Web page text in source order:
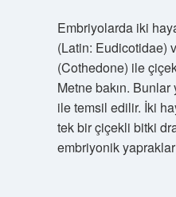
Embriyolarda iki
(Latin: Eudicotidae)
(Cothedone) ile
Metne bakın.
ile temsil edilir. İki
tek bir çiçekli bitki
embriyonik